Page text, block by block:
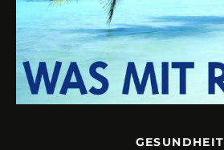
GESUNDHEIT